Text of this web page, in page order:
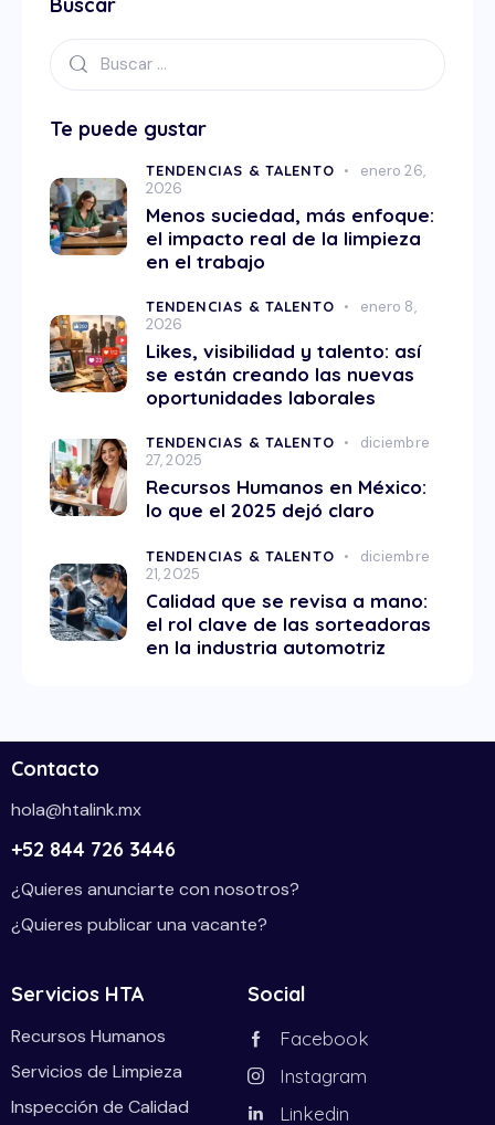
Te puede gustar
TENDENCIAS & TALENTO
enero 26,
2026
Menos suciedad, más enfoque:
el impacto real de la limpieza
en el trabajo
TENDENCIAS & TALENTO
enero 8,
2026
Likes, visibilidad y talento: así
se están creando las nuevas
oportunidades laborales
TENDENCIAS & TALENTO
diciembre
27, 2025
Recursos Humanos en México:
lo que el 2025 dejó claro
TENDENCIAS & TALENTO
diciembre
21, 2025
Calidad que se revisa a mano:
el rol clave de las sorteadoras
en la industria automotriz
Contacto
hola@htalink.mx
+52 844 726 3446
¿Quieres anunciarte con nosotros?
¿Quieres publicar una vacante?
Servicios HTA
Recursos Humanos
Servicios de Limpieza
Inspección de Calidad
Social
Facebook
Instagram
Linkedin